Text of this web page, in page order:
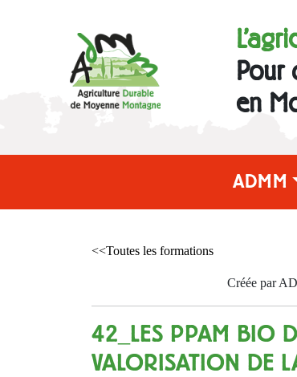
Pour
en
ADMM
<<Toutes les formations
Créée par
42_LES PPAM BIO
VALORISATION DE